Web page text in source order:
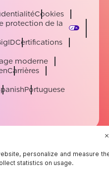
Cookies
protection de la
Certifications
moderne
Carrières
Portuguese